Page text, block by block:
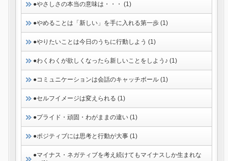
●やさしさの本当の意味は・・・ (1)
●やめることは「新しい」を手に入れる第一歩 (1)
●やりたいことは今日のうちに行動しよう (1)
●わくわくが欲しくなったら新しいことをしよう♪ (1)
●コミュニケーションは会話のキャッチボール (1)
●セルフイメージは変えられる (1)
●プライド・頑固・わがままの違い (1)
●ポジティブには思考と行動が大事 (1)
●マイナス・ネガティブを考え続けてもマイナスしか生まれな